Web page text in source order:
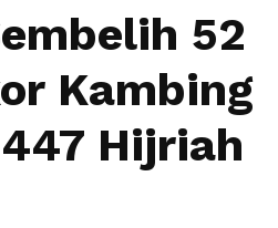
52
Kambing
Hijriah